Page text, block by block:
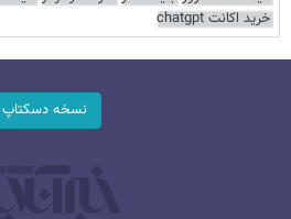
خرید اکانت chatgpt
نسخه دسکتاپ